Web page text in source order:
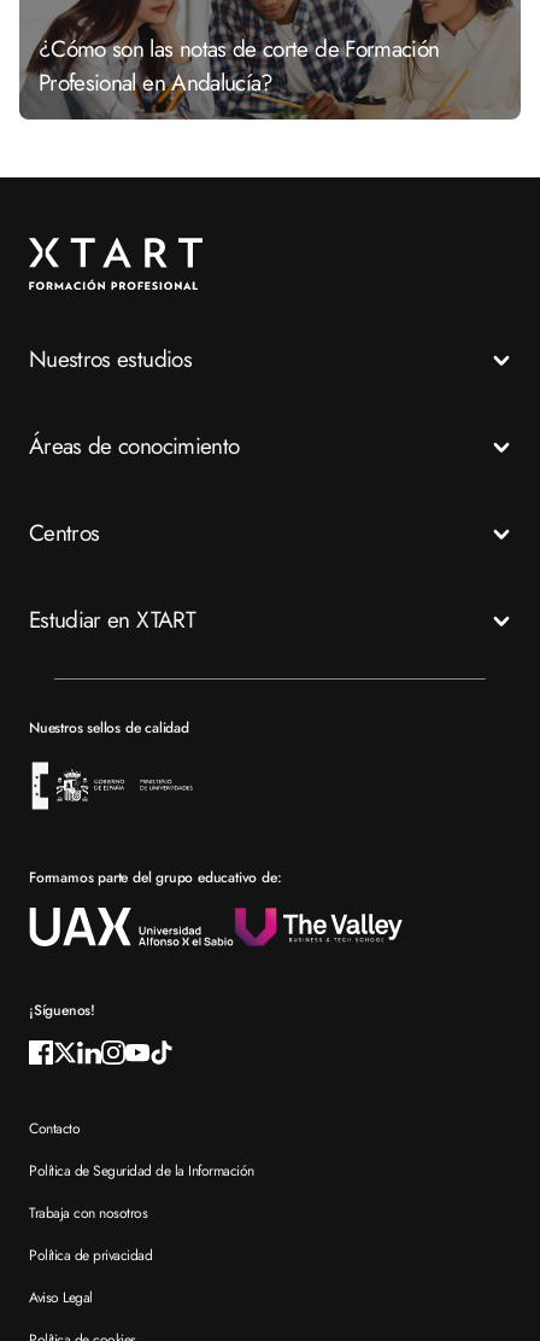
¿Cómo son las notas de corte de Formación
Profesional en Andalucía?
Nuestros estudios
Grados Medios
Especializaciones
Áreas de conocimiento
Emergencias
Tech
Centros
Murcia
Estudiar en XTART
Bolsa de empleo
Por qué elegir XTART
Reconocimientos
Nuestros sellos de calidad
Formamos parte del grupo educativo de:
¡Síguenos!
Contacto
Política de Seguridad de la Información
Trabaja con nosotros
Política de privacidad
Aviso Legal